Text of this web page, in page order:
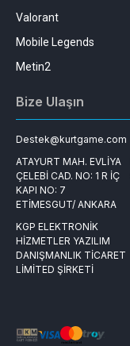
Valorant
Mobile Legends
Metin2
Bize Ulaşın
Destek@kurtgame.com
ATAYURT MAH. EVLİYA
ÇELEBİ CAD. NO: 1 R İÇ
KAPI NO: 7
ETİMESGUT/ ANKARA
KGP ELEKTRONİK
HİZMETLER YAZILIM
DANIŞMANLIK TİCARET
LİMİTED ŞİRKETİ